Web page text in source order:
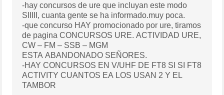
-hay concursos de ure que incluyan este modo
SIIIII, cuanta gente se ha informado.muy poca.
-que concurso HAY promocionado por ure, tiramos
de pagina CONCURSOS URE. ACTIVIDAD URE,
CW – FM – SSB – MGM
ESTA ABANDONADO SEÑORES.
-HAY CONCURSOS EN V/UHF DE FT8 SI SI FT8
ACTIVITY CUANTOS EA LOS USAN 2 Y EL
TAMBOR